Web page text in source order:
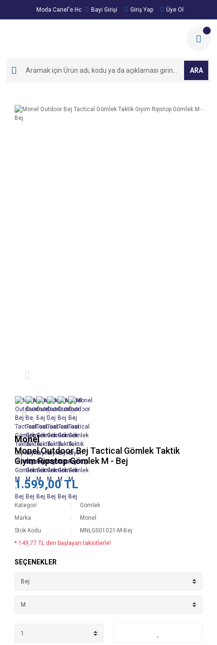
Moda Canel'e Hoşgeldiniz!
Bayi Girişi Giriş Yap Üye Ol
ARA
Monel
Monel Outdoor Bej Tactical Gömlek Taktik
Giyim Ripstop Gömlek M - Bej
1.599,00 TL
Kategori
Gömlek
Marka
Monel
Stok Kodu
MNLG001021-M-Bej
* 149,77 TL den başlayan taksitlerle!
SEÇENEKLER